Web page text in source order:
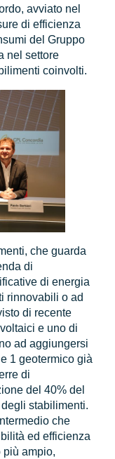
avviato nel
di efficienza
del Gruppo
nel settore
coinvolti.
che guarda
di
di energia
rinnovabili o ad
di recente
e uno di
ad aggiungersi
1 geotermico già
di
del 40% del
stabilimenti.
che
ed efficienza
più ampio,